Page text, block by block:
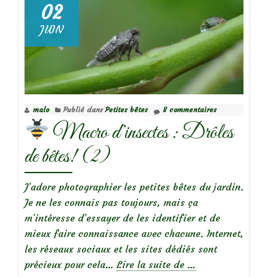
syrphes,
qui
êtes-
vous?
02
JUIN
malo Publié dansPetites bêtes 8 commentaires
Macro d’insectes : Drôles
de bêtes! (2)
J’adore photographier les petites bêtes du jardin.
Je ne les connais pas toujours, mais ça
m’intéresse d’essayer de les identifier et de
mieux faire connaissance avec chacune. Internet,
les réseaux sociaux et les sites dédiés sont
précieux pour cela… Lire la suite de …